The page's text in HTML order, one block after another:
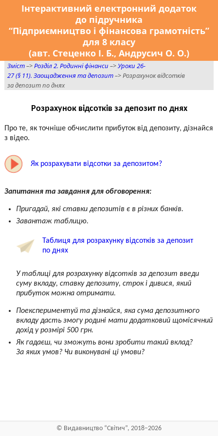
Інтерактивний електронний додаток
до підручника
“Підприємництво і фінансова грамотність”
для 8 класу
(авт. Стеценко І. Б., Андрусич О. О.)
Зміст–>Розділ 2. Родинні фінанси –>Уроки 26-
27 (§ 11). Заощадження та депозит–> Розрахунок відсотків
за депозит по днях
Розрахунок відсотків за депозит по днях
Про те, як точніше обчислити прибуток від депозиту, дізнайся
з відео.
Як розрахувати відсотки за депозитом?
Запитання та завдання для обговорення:
Пригадай, які ставки депозитів є в різних банків.
Завантаж таблицю.
Таблиця для розрахунку відсотків за депозит
по днях
У таблиці для розрахунку відсотків за депозит введи
суму вкладу, ставку депозиту, строк і дивися, який
прибуток можна отримати.
Поекспериментуй та дізнайся, яка сума депозитного
вкладу дасть змогу родині мати додатковий щомісячний
дохід у розмірі 500 грн.
Як гадаєш, чи зможуть вони зробити такий вклад?
За яких умов? Чи виконувані ці умови?
© Видавництво “Світич”, 2018–2026